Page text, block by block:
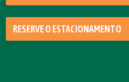
RESERVE O ESTACIONAMENTO